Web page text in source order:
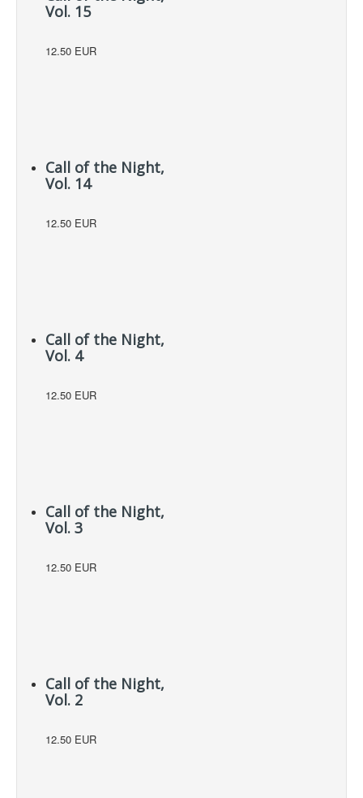
Vol. 15
12.50 EUR
Call of the Night,
Vol. 14
12.50 EUR
Call of the Night,
Vol. 4
12.50 EUR
Call of the Night,
Vol. 3
12.50 EUR
Call of the Night,
Vol. 2
12.50 EUR